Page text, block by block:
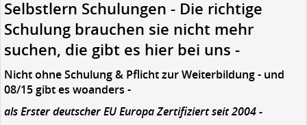
Selbstlern Schulungen - Die richtige
Schulung brauchen sie nicht mehr
suchen, die gibt es hier bei uns -
Nicht ohne Schulung & Pflicht zur Weiterbildung - und
08/15 gibt es woanders -
als Erster deutscher EU Europa Zertifiziert seit 2004 -